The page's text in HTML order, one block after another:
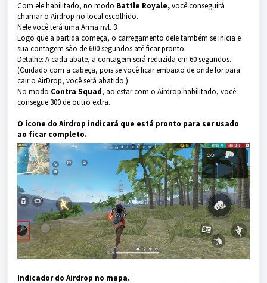
Com ele habilitado, no modo Battle Royale,você conseguirá
chamar o Airdrop no local escolhido.
Nele você terá uma Arma nvl. 3
Logo que a partida começa, o carregamento dele também se inicia e
sua contagem são de 600 segundos até ficar pronto.
Detalhe: A cada abate, a contagem será reduzida em 60 segundos.
(Cuidado com a cabeça, pois se você ficar embaixo de onde for para
cair o AirDrop, você será abatido.)
No modo Contra Squad, ao estar com o Airdrop habilitado, você
consegue 300 de outro extra.
O ícone do Airdrop indicará que está pronto para ser usado
ao ficar completo.
Indicador do Airdrop no mapa.